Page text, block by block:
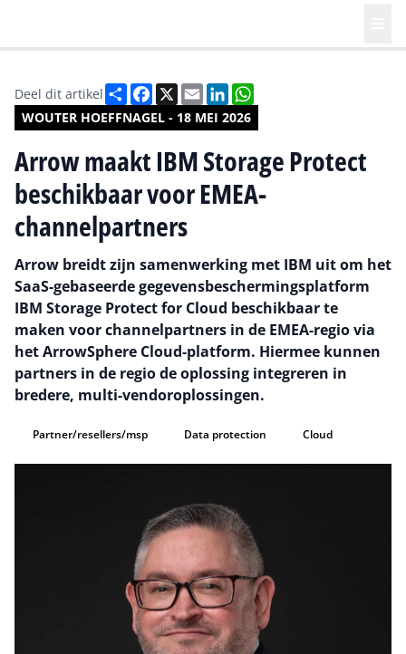
WOUTER HOEFFNAGEL - 18 MEI 2026
Deel dit artikel DeelFacebook
X EmailLinkedIn
Arrow maakt IBM Storage Protect
beschikbaar voor EMEA-
channelpartners
Arrow breidt zijn samenwerking met IBM uit om het
SaaS-gebaseerde gegevensbeschermingsplatform
IBM Storage Protect for Cloud beschikbaar te
maken voor channelpartners in de EMEA-regio via
het ArrowSphere Cloud-platform. Hiermee kunnen
partners in de regio de oplossing integreren in
bredere, multi-vendoroplossingen.
Partner/resellers/msp Data protection Cloud